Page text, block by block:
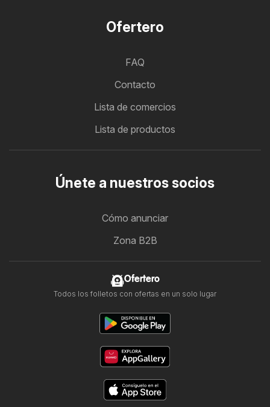
Ofertero
FAQ
Contacto
Lista de comercios
Lista de productos
Únete a nuestros socios
Cómo anunciar
Zona B2B
Ofertero
Todos los folletos con ofertas en un solo lugar